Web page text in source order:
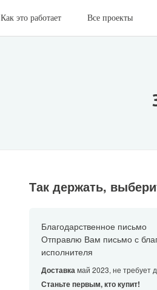
Как это работает Все проекты
Так держать,
Благодарственное письмо
Отправлю Вам письмо с
исполнителя
Доставкамай 2023, не требует
Станьте первым, кто купит!